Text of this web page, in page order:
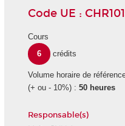
Code UE :
Cours
6
crédits
Volume horaire de
(+ ou - 10%) : 50 heures
Responsable(s)